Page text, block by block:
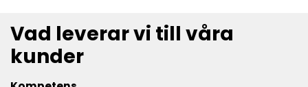
Vad leverar vi till våra
kunder